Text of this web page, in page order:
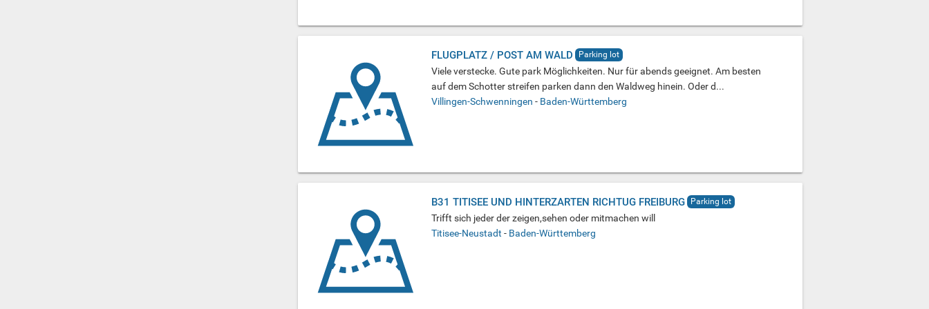
FLUGPLATZ / POST AM WALD Parking lot
Viele verstecke. Gute park Möglichkeiten. Nur für abends geeignet. Am besten
auf dem Schotter streifen parken dann den Waldweg hinein. Oder d...
Villingen-Schwenningen - Baden-Württemberg
B31 TITISEE UND HINTERZARTEN RICHTUG FREIBURG Parking lot
Trifft sich jeder der zeigen,sehen oder mitmachen will
Titisee-Neustadt - Baden-Württemberg